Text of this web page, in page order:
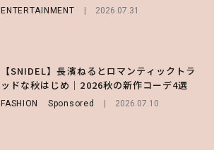
ENTERTAINMENT 2026.07.31
【SNIDEL】長濱ねるとロマンティックトラ
ッドな秋はじめ｜2026秋の新作コーデ4選
FASHION Sponsored 2026.07.10
LIFESTYLE 2026.07.31
【大原優乃】夏メイクはプレイフルに！ドキ
ッとしちゃう色っぽ“うるみ目”のつくり方
BEAUTY 2026.08.01
【付録】総柄ハローキティが可愛すぎ♡ 紀
ノ国屋コラボの“優秀保冷バッグ”は夏の強
い味方！【オトナミューズ9月号増刊】